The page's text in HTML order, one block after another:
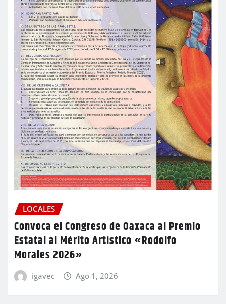
LOCALES
Convoca el Congreso de Oaxaca al Premio
Estatal al Mérito Artístico «Rodolfo
Morales 2026»
igavec Ago 1, 2026